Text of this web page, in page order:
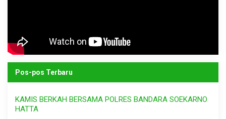
Pos-pos Terbaru
KAMIS BERKAH BERSAMA POLRES BANDARA SOEKARNO
HATTA